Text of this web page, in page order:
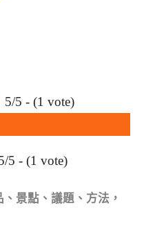
5/5 - (1 vote)
5 - (1 vote)
景點、議題、方法，